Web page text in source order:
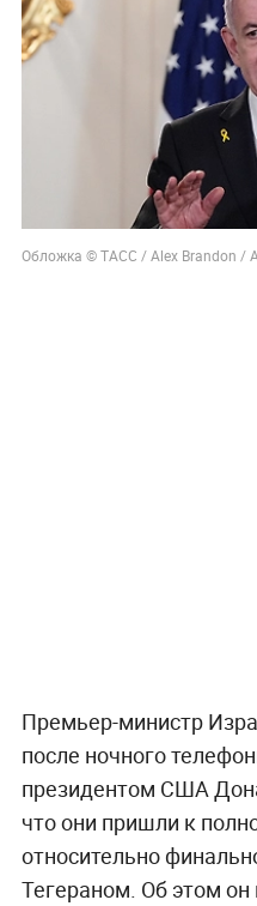
Обложка © ТАСС / Alex Brandon /
Премьер-министр
после ночного
президентом США
что они пришли к
относительно
Тегераном. Об этом он